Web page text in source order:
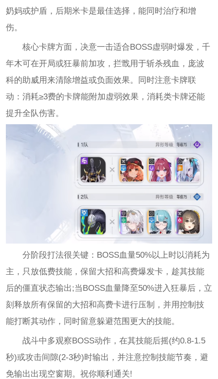
奶妈或护盾，后期米卡是最佳选择，能同时治疗和增
伤。
核心卡牌方面，决意一击适合BOSS虚弱时爆发，千
年木可在开局或狂暴前加攻，拦戬用于斩杀残血，庞波
科的助威用来清除增益或负面效果。同时注意卡牌联
动：消耗≥3费的卡牌能附加虚弱效果，消耗类卡牌还能
提升全队伤害。
分阶段打法很关键：BOSS血量50%以上时以消耗为
主，只放低费技能，保留大招和高费爆发卡，趁其技能
后的僵直状态输出;当BOSS血量降至50%进入狂暴后，立
刻释放所有保留的大招和高费卡进行压制，并用控制技
能打断其动作，同时留意躲避范围更大的技能。
战斗中多观察BOSS动作，在其技能后摇(约0.8-1.5
秒)或攻击间隙(2-3秒)时输出，并注意控制技能节奏，避
免输出出现空窗期。祝你顺利通关!